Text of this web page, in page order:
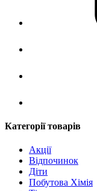
Категорії товарів
Акції
Відпочинок
Діти
Побутова Хімія